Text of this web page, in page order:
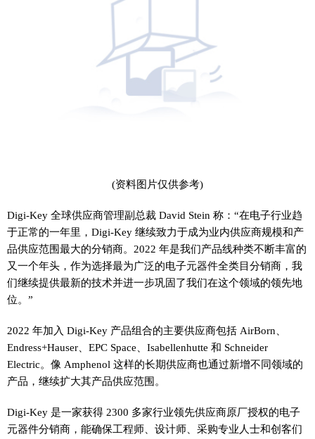
(资料图片仅供参考)
Digi-Key 全球供应商管理副总裁 David Stein 称：“在电子行业趋
于正常的一年里，Digi-Key 继续致力于成为业内供应商规模和产
品供应范围最大的分销商。2022 年是我们产品线种类不断丰富的
又一个年头，作为选择最为广泛的电子元器件全类目分销商，我
们继续提供最新的技术并进一步巩固了我们在这个领域的领先地
位。”
2022 年加入 Digi-Key 产品组合的主要供应商包括 AirBorn、
Endress+Hauser、EPC Space、Isabellenhutte 和 Schneider
Electric。像 Amphenol 这样的长期供应商也通过新增不同领域的
产品，继续扩大其产品供应范围。
Digi-Key 是一家获得 2300 多家行业领先供应商原厂授权的电子
元器件分销商，能确保工程师、设计师、采购专业人士和创客们